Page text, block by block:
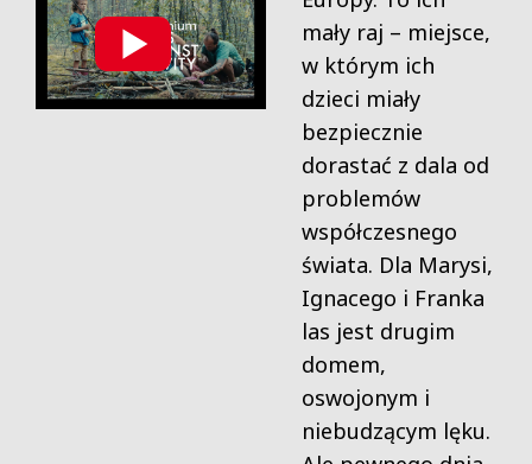
mały raj – miejsce,
w którym ich
dzieci miały
bezpiecznie
dorastać z dala od
problemów
współczesnego
świata. Dla Marysi,
Ignacego i Franka
las jest drugim
domem,
oswojonym i
niebudzącym lęku.